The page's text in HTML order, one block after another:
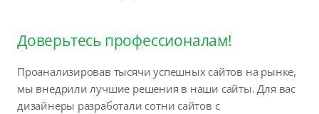
Доверьтесь профессионалам!
Проанализировав тысячи успешных сайтов на рынке,
мы внедрили лучшие решения в наши сайты. Для вас
дизайнеры разработали сотни сайтов с